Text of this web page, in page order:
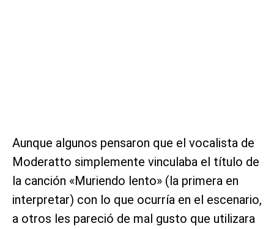
Aunque algunos pensaron que el vocalista de
Moderatto simplemente vinculaba el título de
la canción «Muriendo lento» (la primera en
interpretar) con lo que ocurría en el escenario,
a otros les pareció de mal gusto que utilizara